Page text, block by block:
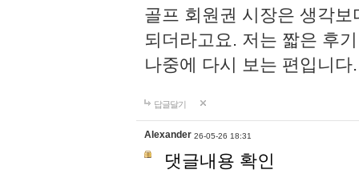
골프 회원권 시장은 생각
되더라고요. 저는 짧은 후
나중에 다시 보는 편입니다.
답글달기
Alexander 26-05-26 18:31
댓글내용 확인